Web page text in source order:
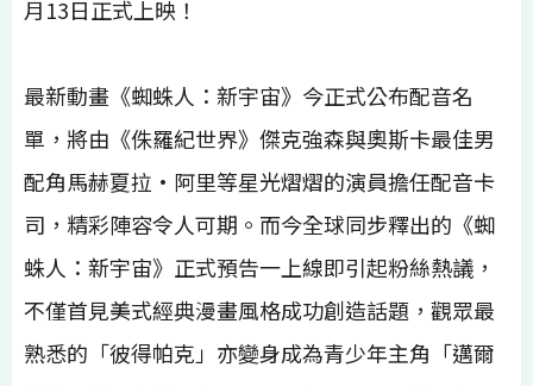
月13日正式上映！
最新動畫《蜘蛛人：新宇宙》今正式公布配音名
單，將由《侏羅紀世界》傑克強森與奧斯卡最佳男
配角馬赫夏拉•阿里等星光熠熠的演員擔任配音卡
司，精彩陣容令人可期。而今全球同步釋出的《蜘
蛛人：新宇宙》正式預告一上線即引起粉絲熱議，
不僅首見美式經典漫畫風格成功創造話題，觀眾最
熟悉的「彼得帕克」亦變身成為青少年主角「邁爾